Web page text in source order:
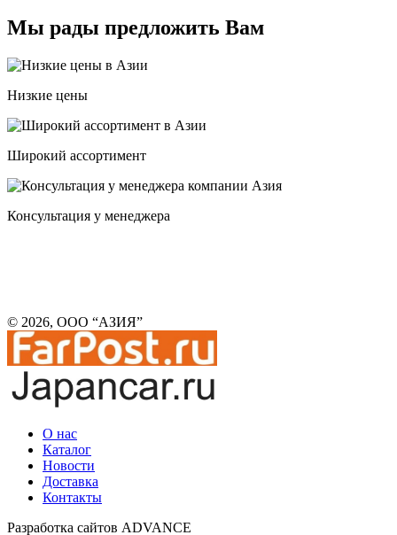
Мы рады предложить Вам
Низкие цены
Широкий ассортимент
Консультация у менеджера
© 2026, ООО “АЗИЯ”
О нас
Каталог
Новости
Доставка
Контакты
Разработка сайтов ADVANCE